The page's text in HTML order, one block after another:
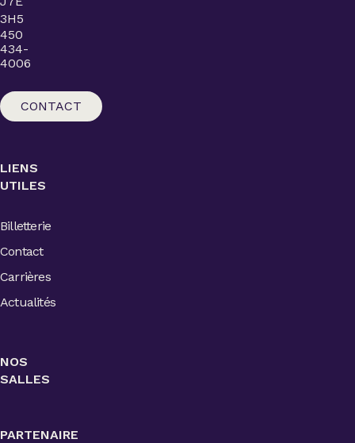
3H5
450
434-
4006
CONTACT
LIENS
UTILES
Billetterie
Contact
Carrières
Actualités
NOS
SALLES
PARTENAIRE